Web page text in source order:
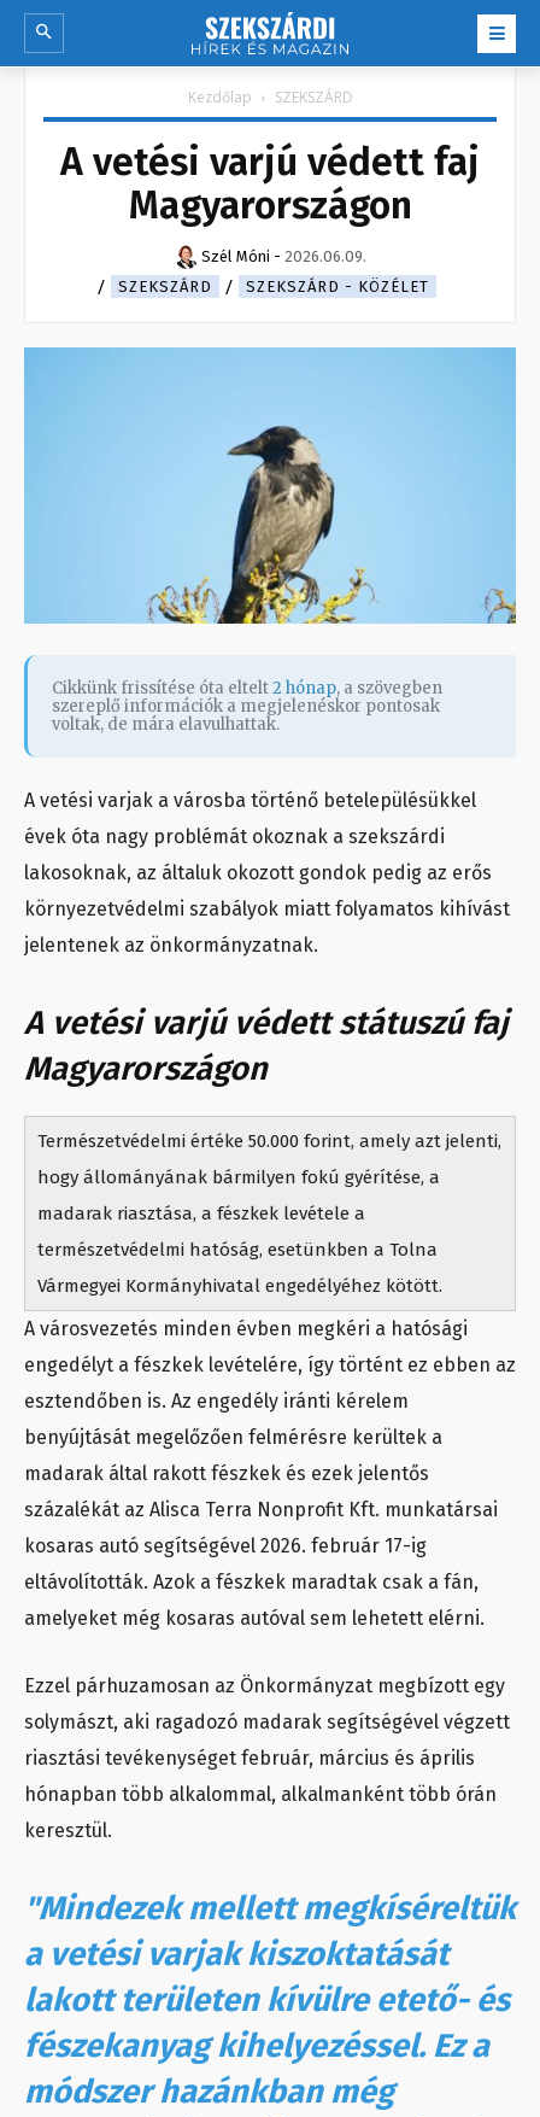
Kezdőlap SZEKSZÁRD
A vetési varjú védett faj
Magyarországon
Szél Móni - 2026.06.09.
SZEKSZÁRD
SZEKSZÁRD - KÖZÉLET
Cikkünk frissítése óta eltelt2 hónap, a szövegben
szereplő információk a megjelenéskor pontosak
voltak, de mára elavulhattak.
A vetési varjak a városba történő betelepülésükkel
évek óta nagy problémát okoznak a szekszárdi
lakosoknak, az általuk okozott gondok pedig az erős
környezetvédelmi szabályok miatt folyamatos kihívást
jelentenek az önkormányzatnak.
A vetési varjú védett státuszú faj
Magyarországon
Természetvédelmi értéke 50.000 forint, amely azt jelenti,
hogy állományának bármilyen fokú gyérítése, a
madarak riasztása, a fészkek levétele a
természetvédelmi hatóság, esetünkben a Tolna
Vármegyei Kormányhivatal engedélyéhez kötött.
A városvezetés minden évben megkéri a hatósági
engedélyt a fészkek levételére, így történt ez ebben az
esztendőben is. Az engedély iránti kérelem
benyújtását megelőzően felmérésre kerültek a
madarak által rakott fészkek és ezek jelentős
százalékát az Alisca Terra Nonprofit Kft. munkatársai
kosaras autó segítségével 2026. február 17-ig
eltávolították. Azok a fészkek maradtak csak a fán,
amelyeket még kosaras autóval sem lehetett elérni.
Ezzel párhuzamosan az Önkormányzat megbízott egy
solymászt, aki ragadozó madarak segítségével végzett
riasztási tevékenységet február, március és április
hónapban több alkalommal, alkalmanként több órán
keresztül.
"Mindezek mellett megkíséreltük
a vetési varjak kiszoktatását
lakott területen kívülre etető- és
fészekanyag kihelyezéssel. Ez a
módszer hazánkban még